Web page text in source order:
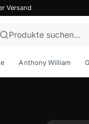
Versand
Anthony William